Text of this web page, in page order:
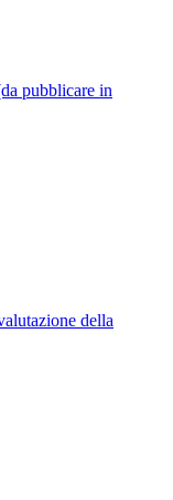
pubblicare in
della